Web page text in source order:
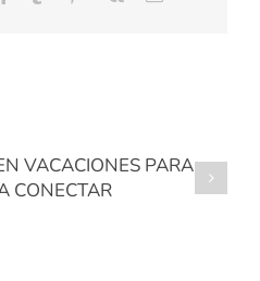
BIENESTAR PARA JEFES Y
JEFAZOS